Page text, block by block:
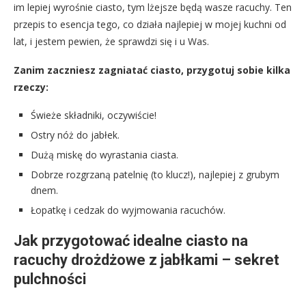
im lepiej wyrośnie ciasto, tym lżejsze będą wasze racuchy. Ten
przepis to esencja tego, co działa najlepiej w mojej kuchni od
lat, i jestem pewien, że sprawdzi się i u Was.
Zanim zaczniesz zagniatać ciasto, przygotuj sobie kilka
rzeczy:
Świeże składniki, oczywiście!
Ostry nóż do jabłek.
Dużą miskę do wyrastania ciasta.
Dobrze rozgrzaną patelnię (to klucz!), najlepiej z grubym
dnem.
Łopatkę i cedzak do wyjmowania racuchów.
Jak przygotować idealne ciasto na
racuchy drożdżowe z jabłkami – sekret
pulchności